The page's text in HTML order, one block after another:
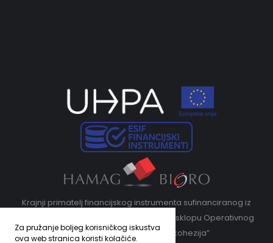
Za pružanje boljeg korisničkog iskustva
ova web stranica koristi kolačiće.
Krajnji primatelj financijskog instrumenta sufinanciranog iz
Europskog fonda za regionalni razvoj u sklopu Operativnog
programa „Konkurentnost i kohezija”